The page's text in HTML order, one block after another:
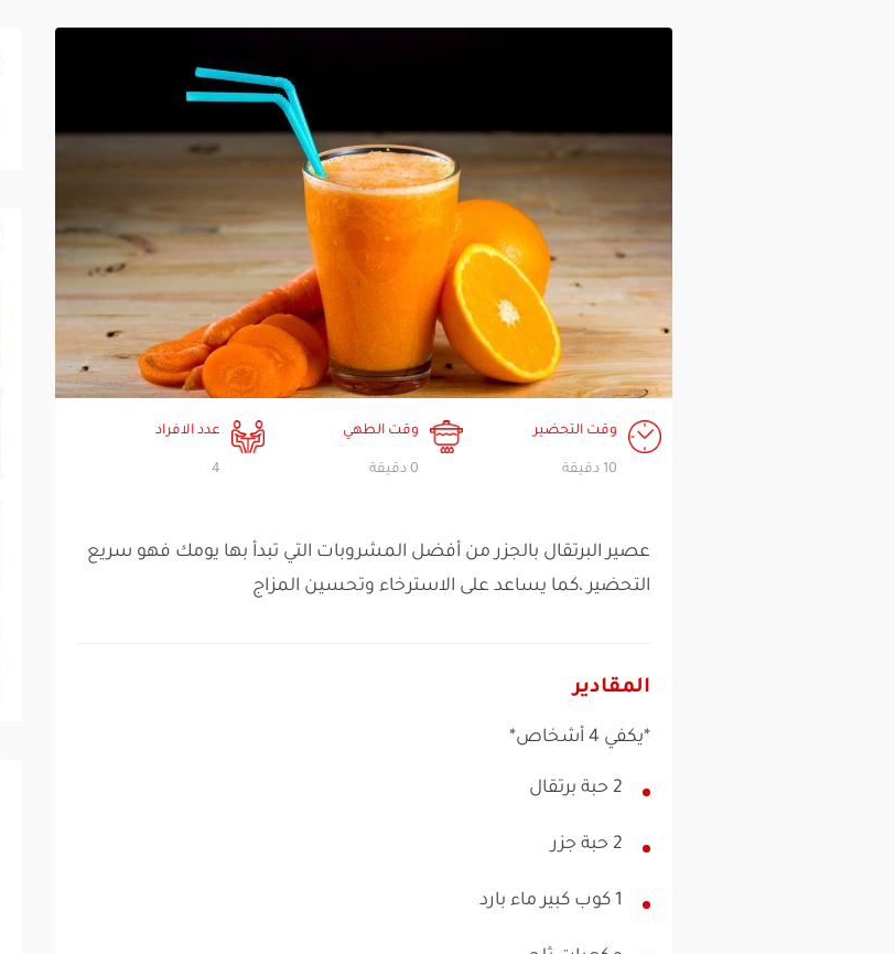
وقت التحضير
10 دقيقة
وقت الطهي
0 دقيقة
عدد الافراد
4
عصير البرتقال بالجزر من أفضل المشروبات التي تبدأ بها يومك فهو سريع
التحضير ،كما يساعد على الاسترخاء وتحسين المزاج
المقادير
*يكفي 4 أشخاص*
2 حبة برتقال
2 حبة جزر
1 كوب كبير ماء بارد